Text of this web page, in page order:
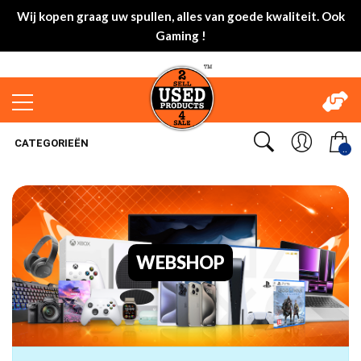
Wij kopen graag uw spullen, alles van goede kwaliteit. Ook
Gaming !
..
CATEGORIEËN
WEBSHOP